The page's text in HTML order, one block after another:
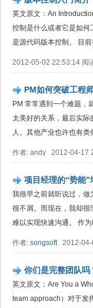
英文原文：An
控制是什么或者它是如
是源代码版本控制。 目
2012-05-02 22:53:14 阅
PM如何突破工程
PM 常常遇到一个难题，
太美好的关系，最后实
人。其他产业也许也有
作者: andy 2012-04-17
项目经理的“势能”
我很早之前就听说过，
很不屑。而现在，我却
难以实现快速沟通。 作
作者: songsoft2012-04-
你们是完整团队吗
英文原文：Are You a
team approach）对于发